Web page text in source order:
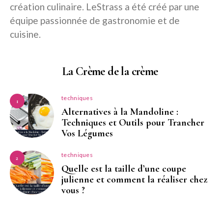
création culinaire. LeStrass a été créé par une
équipe passionnée de gastronomie et de
cuisine.
La Crème de la crème
1 techniques
Alternatives à la Mandoline :
Techniques et Outils pour Trancher
Vos Légumes
2 techniques
Quelle est la taille d’une coupe
julienne et comment la réaliser chez
vous ?